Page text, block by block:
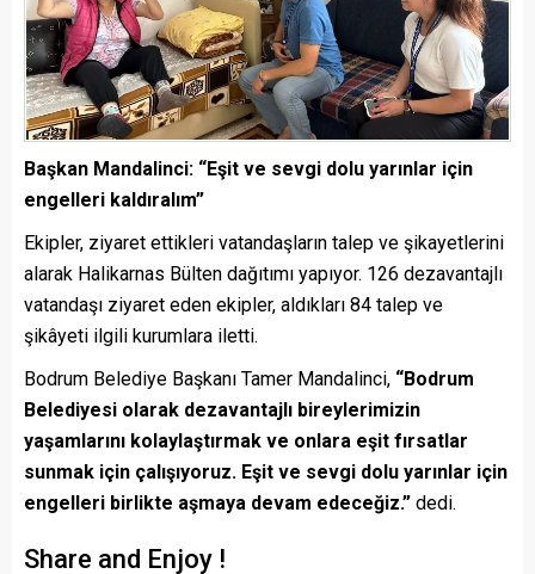
Başkan Mandalinci: “Eşit ve sevgi dolu yarınlar için
engelleri kaldıralım”
Ekipler, ziyaret ettikleri vatandaşların talep ve şikayetlerini
alarak Halikarnas Bülten dağıtımı yapıyor. 126 dezavantajlı
vatandaşı ziyaret eden ekipler, aldıkları 84 talep ve
şikâyeti ilgili kurumlara iletti.
Bodrum Belediye Başkanı Tamer Mandalinci, “Bodrum
Belediyesi olarak dezavantajlı bireylerimizin
yaşamlarını kolaylaştırmak ve onlara eşit fırsatlar
sunmak için çalışıyoruz. Eşit ve sevgi dolu yarınlar için
engelleri birlikte aşmaya devam edeceğiz.” dedi.
Share and Enjoy !